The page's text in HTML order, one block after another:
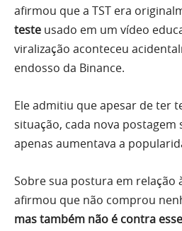
afirmou que a TST era
teste usado em um vídeo
viralização aconteceu
endosso da Binance.
Ele admitiu que apesar de ter
situação, cada nova postagem
apenas aumentava a
Sobre sua postura em relação
afirmou que não comprou
mas também não é contra